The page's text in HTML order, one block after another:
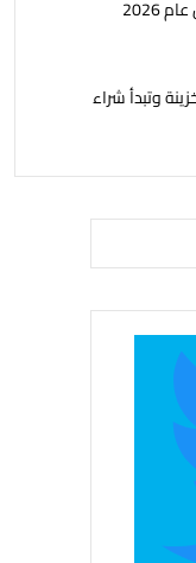
ستيلانتيس تعلن نتائجها المالية للربع الثاني من عام 2026
وتبدأ شراء